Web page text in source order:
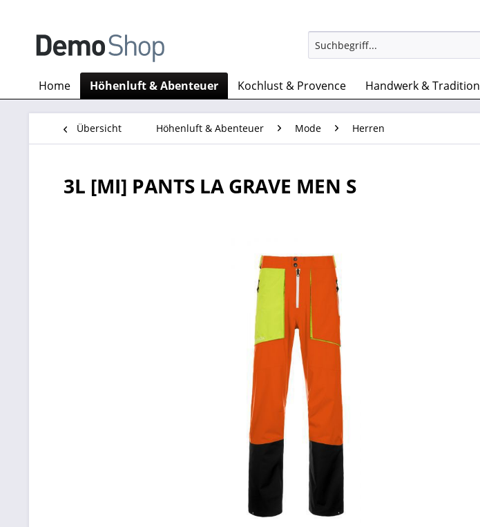
Home Höhenluft & Abenteuer Kochlust & Provence Handwerk & Tradition
Übersicht Höhenluft & Abenteuer Mode Herren
3L [MI] PANTS LA GRAVE MEN S